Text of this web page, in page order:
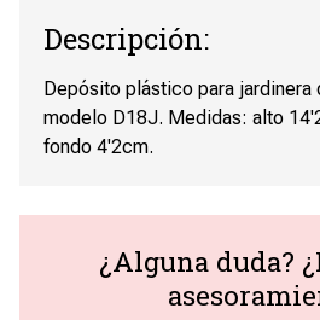
Descripción:
Depósito plástico para
modelo D18J. Medidas: alto
fondo 4'2cm.
¿Alguna duda?